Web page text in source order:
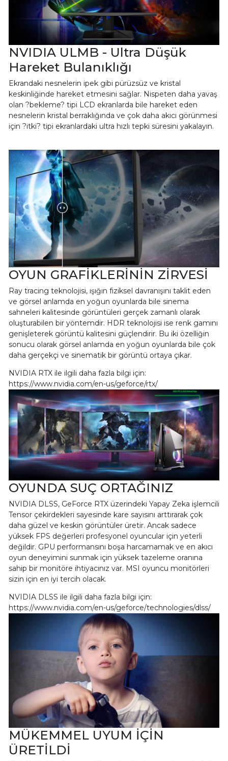
NVIDIA ULMB - Ultra Düşük
Hareket Bulanıklığı
Ekrandaki nesnelerin ipek gibi pürüzsüz ve kristal
keskinliğinde hareket etmesini sağlar. Nispeten daha yavaş
olan ?bekleme? tipi LCD ekranlarda bile hareket eden
nesnelerin kristal berraklığında ve çok daha akıcı görünmesi
için ?itki? tipi ekranlardaki ultra hızlı tepki süresini yakalayın.
OYUN GRAFİKLERİNİN ZİRVESİ
Ray tracing teknolojisi, ışığın fiziksel davranışını taklit eden
ve görsel anlamda en yoğun oyunlarda bile sinema
sahneleri kalitesinde görüntüleri gerçek zamanlı olarak
oluşturabilen bir yöntemdir. HDR teknolojisi ise renk gamını
genişleterek görüntü kalitesini güçlendirir. Bu iki özelliğin
sonucu olarak görsel anlamda en yoğun oyunlarda bile çok
daha gerçekçi ve sinematik bir görüntü ortaya çıkar.
NVIDIA RTX ile ilgili daha fazla bilgi için:
https://www.nvidia.com/en-us/geforce/rtx/
OYUNDA SUÇ ORTAĞINIZ
NVIDIA DLSS, GeForce RTX üzerindeki Yapay Zeka işlemcili
Tensor çekirdekleri sayesinde kare sayısını arttırarak çok
daha güzel ve keskin görüntüler üretir. Ancak sadece
yüksek FPS değerleri profesyonel oyuncular için yeterli
değildir. GPU performansını boşa harcamamak ve en akıcı
oyun deneyimini sunmak için yüksek tazeleme oranına
sahip bir monitöre ihtiyacınız var. MSI oyuncu monitörleri
sizin için en iyi tercih olacak.
NVIDIA DLSS ile ilgili daha fazla bilgi için:
https://www.nvidia.com/en-us/geforce/technologies/dlss/
MÜKEMMEL UYUM İÇİN
ÜRETİLDİ